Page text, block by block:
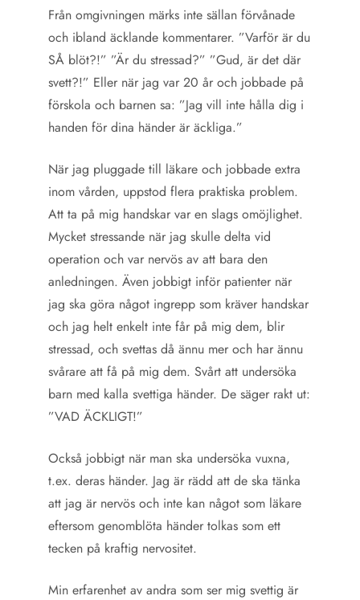
Från omgivningen märks inte sällan förvånade
och ibland äcklande kommentarer. ”Varför är du
SÅ blöt?!” ”Är du stressad?” ”Gud, är det där
svett?!” Eller när jag var 20 år och jobbade på
förskola och barnen sa: ”Jag vill inte hålla dig i
handen för dina händer är äckliga.”
När jag pluggade till läkare och jobbade extra
inom vården, uppstod flera praktiska problem.
Att ta på mig handskar var en slags omöjlighet.
Mycket stressande när jag skulle delta vid
operation och var nervös av att bara den
anledningen. Även jobbigt inför patienter när
jag ska göra något ingrepp som kräver handskar
och jag helt enkelt inte får på mig dem, blir
stressad, och svettas då ännu mer och har ännu
svårare att få på mig dem. Svårt att undersöka
barn med kalla svettiga händer. De säger rakt ut:
”VAD ÄCKLIGT!”
Också jobbigt när man ska undersöka vuxna,
t.ex. deras händer. Jag är rädd att de ska tänka
att jag är nervös och inte kan något som läkare
eftersom genomblöta händer tolkas som ett
tecken på kraftig nervositet.
Min erfarenhet av andra som ser mig svettig är